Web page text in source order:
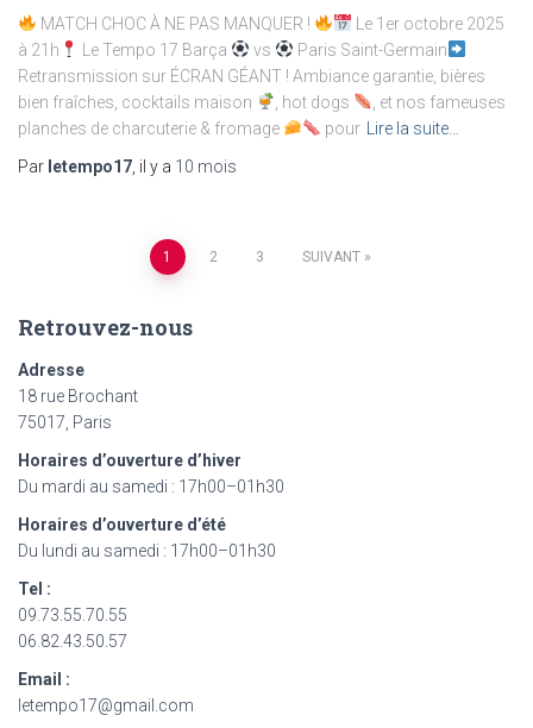
MATCH CHOC À NE PAS MANQUER !
Le 1er octobre 2025
à 21h
Le Tempo 17 Barça vs
Paris Saint-Germain
Retransmission sur ÉCRAN GÉANT ! Ambiance garantie, bières
bien fraîches, cocktails maison
, hot dogs
, et nos fameuses
planches de charcuterie & fromage
pour
Lire la suite…
Par letempo17 , il y a 10 mois
Navigation
des
articles
1 2 3 SUIVANT
Retrouvez-nous
Adresse
18 rue Brochant
75017, Paris
Horaires d’ouverture d’hiver
Du mardi au samedi : 17h00–01h30
Horaires d’ouverture d’été
Du lundi au samedi : 17h00–01h30
Tel :
09.73.55.70.55
06.82.43.50.57
Email :
letempo17@gmail.com